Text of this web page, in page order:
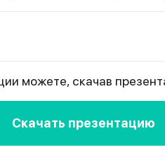
можете, скачав
Скачать презентацию